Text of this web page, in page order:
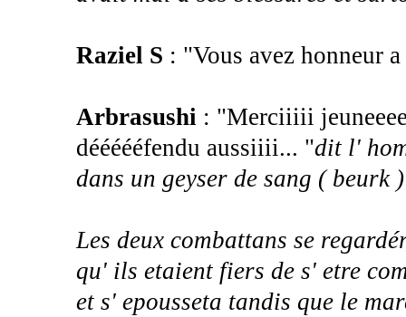
Raziel S : "Vous avez honneur
Arbrasushi : "Merciiiii
déééééfendu aussiiii... "dit l'
dans un geyser de sang ( beurk )
Les deux combattans se
qu' ils etaient fiers de s' etre
et s' epousseta tandis que le